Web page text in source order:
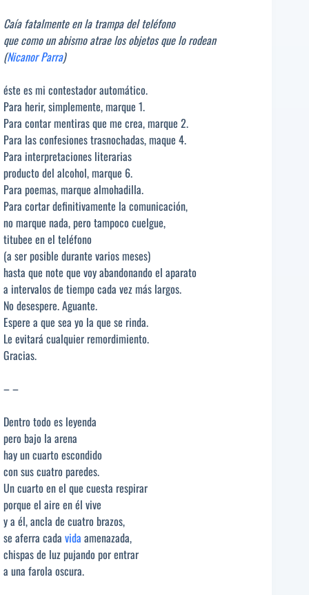
Caía fatalmente en la trampa del teléfono
que como un abismo atrae los objetos que lo rodean
(Nicanor Parra)
éste es mi contestador automático.
Para herir, simplemente, marque 1.
Para contar mentiras que me crea, marque 2.
Para las confesiones trasnochadas, maque 4.
Para interpretaciones literarias
producto del alcohol, marque 6.
Para poemas, marque almohadilla.
Para cortar definitivamente la comunicación,
no marque nada, pero tampoco cuelgue,
titubee en el teléfono
(a ser posible durante varios meses)
hasta que note que voy abandonando el aparato
a intervalos de tiempo cada vez más largos.
No desespere. Aguante.
Espere a que sea yo la que se rinda.
Le evitará cualquier remordimiento.
Gracias.
– –
Dentro todo es leyenda
pero bajo la arena
hay un cuarto escondido
con sus cuatro paredes.
Un cuarto en el que cuesta respirar
porque el aire en él vive
y a él, ancla de cuatro brazos,
se aferra cada vida amenazada,
chispas de luz pujando por entrar
a una farola oscura.